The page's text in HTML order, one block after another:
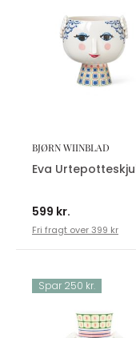
BJØRN WIINBLAD
Eva
599 kr.
Fri fragt over 399 kr
Spar 250 kr.